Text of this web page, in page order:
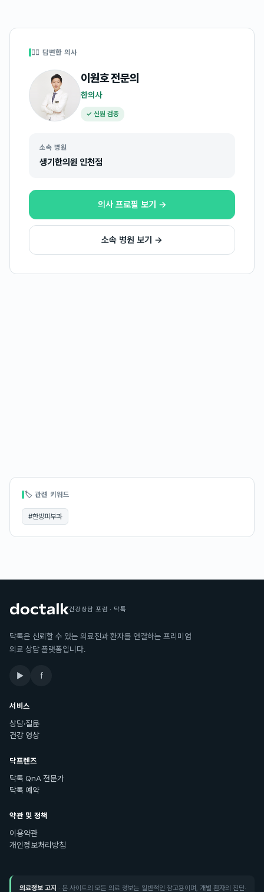
👩‍⚕️ 답변한 의사
이원호전문의
한의사
✓ 신원 검증
소속 병원
생기한의원 인천점
의사 프로필 보기 →
소속 병원 보기 →
🏷 관련 키워드
#한방피부과
건강상담 포럼 · 닥톡
닥톡은 신뢰할 수 있는 의료진과 환자를 연결하는 프리미엄
의료 상담 플랫폼입니다.
▶ f
서비스
상담·질문
건강 영상
닥프렌즈
닥톡 QnA 전문가
닥톡 예약
약관 및 정책
이용약관
개인정보처리방침
의료정보 고지 · 본 사이트의 모든 의료 정보는 일반적인 참고용이며, 개별 환자의 진단·